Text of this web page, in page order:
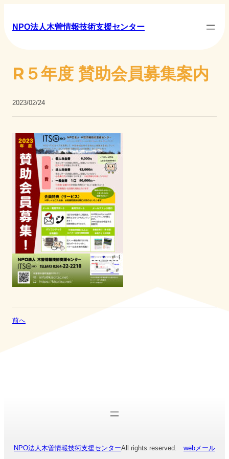
NPO法人木曽情報技術支援センター
R５年度 賛助会員募集案内
2023/02/24
前へ
NPO法人木曽情報技術支援センターAll rights reserved. webメール